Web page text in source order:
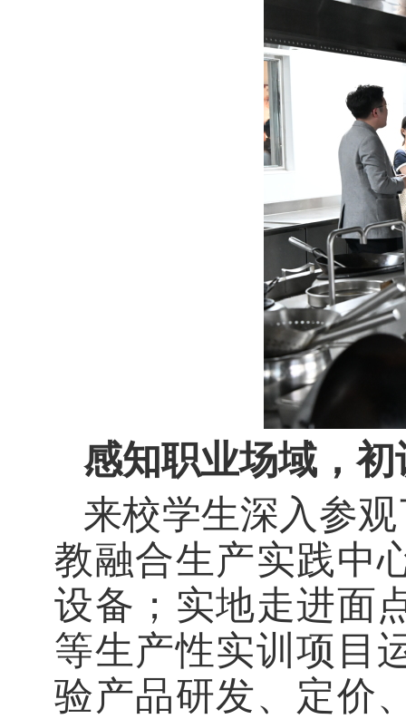
感知职业场域，
来校学生深入参
教融合生产实践中
设备；实地走进面
等生产性实训项目
验产品研发、定价